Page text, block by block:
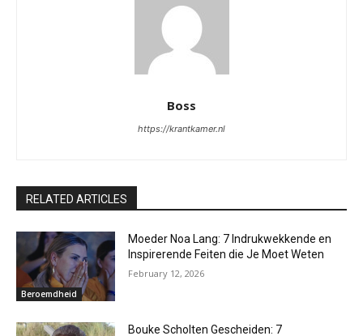
Boss
https://krantkamer.nl
RELATED ARTICLES
Beroemdheid
Moeder Noa Lang: 7 Indrukwekkende en
Inspirerende Feiten die Je Moet Weten
February 12, 2026
Bouke Scholten Gescheiden: 7